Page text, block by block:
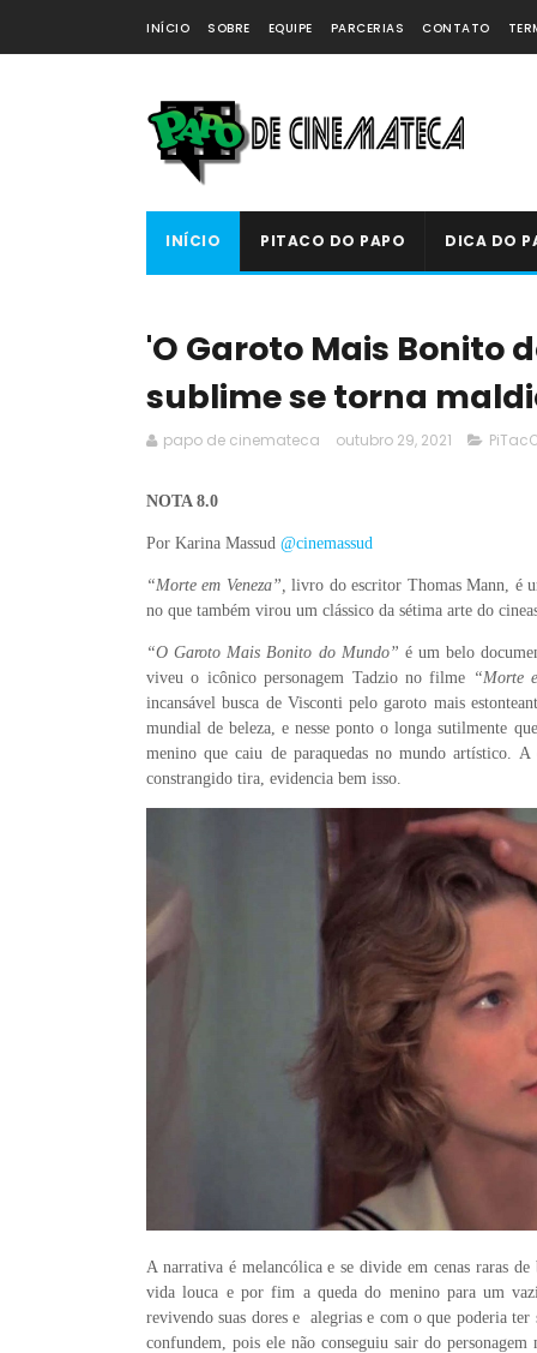
INÍCIO SOBRE EQUIPE PARCERIAS CONTATO
INÍCIO PITACO DO PAPO DICA DO
'O Garoto Mais Bonito
sublime se torna
papo de cinemateca outubro 29, 2021
NOTA 8.0
Por Karina Massud @cinemassud
“Morte em Veneza”, livro do escritor Thomas Mann, é
no que também virou um clássico da sétima arte do
“O Garoto Mais Bonito do Mundo” é um belo
viveu o icônico personagem Tadzio no filme “Morte
incansável busca de Visconti pelo garoto mais
mundial de beleza, e nesse ponto o longa sutilmente
menino que caiu de paraquedas no mundo artístico.
constrangido tira, evidencia bem isso.
A narrativa é melancólica e se divide em cenas raras de
vida louca e por fim a queda do menino para um
revivendo suas dores e alegrias e com o que poderia
confundem, pois ele não conseguiu sair do